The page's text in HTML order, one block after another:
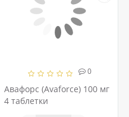
0
Авафорс (Avaforce) 100 мг
4 таблетки